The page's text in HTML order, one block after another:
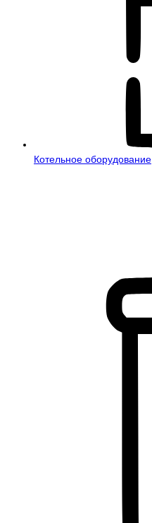
Котельное оборудование